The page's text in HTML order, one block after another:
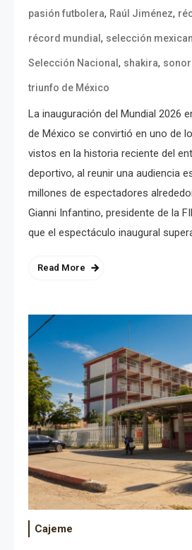
pasión futbolera, Raúl Jiménez,
récord mundial , selección
Selección Nacional , shakira,
triunfo de México
La inauguración del Mundial 2026
de México se convirtió en uno de
vistos en la historia reciente del
deportivo, al reunir una audiencia
millones de espectadores
Gianni Infantino, presidente de la
que el espectáculo inaugural
Read More
Cajeme